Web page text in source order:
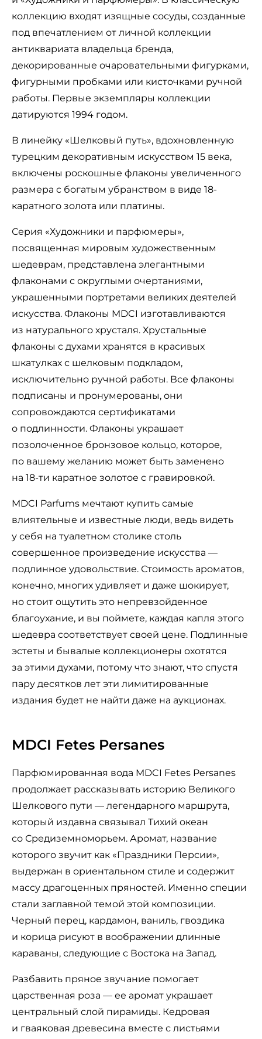
коллекцию входят изящные сосуды, созданные
под впечатлением от личной коллекции
антиквариата владельца бренда,
декорированные очаровательными фигурками,
фигурными пробками или кисточками ручной
работы. Первые экземпляры коллекции
датируются 1994 годом.
В линейку «Шелковый путь», вдохновленную
турецким декоративным искусством 15 века,
включены роскошные флаконы увеличенного
размера с богатым убранством в виде 18-
каратного золота или платины.
Серия «Художники и парфюмеры»,
посвященная мировым художественным
шедеврам, представлена элегантными
флаконами с округлыми очертаниями,
украшенными портретами великих деятелей
искусства. Флаконы MDCI изготавливаются
из натурального хрусталя. Хрустальные
флаконы с духами хранятся в красивых
шкатулках с шелковым подкладом,
исключительно ручной работы. Все флаконы
подписаны и пронумерованы, они
сопровождаются сертификатами
о подлинности. Флаконы украшает
позолоченное бронзовое кольцо, которое,
по вашему желанию может быть заменено
на 18-ти каратное золотое с гравировкой.
MDCI Parfums мечтают купить самые
влиятельные и известные люди, ведь видеть
у себя на туалетном столике столь
совершенное произведение искусства —
подлинное удовольствие. Стоимость ароматов,
конечно, многих удивляет и даже шокирует,
но стоит ощутить это непревзойденное
благоухание, и вы поймете, каждая капля этого
шедевра соответствует своей цене. Подлинные
эстеты и бывалые коллекционеры охотятся
за этими духами, потому что знают, что спустя
пару десятков лет эти лимитированные
издания будет не найти даже на аукционах.
MDCI Fetes Persanes
Парфюмированная вода MDCI Fetes Persanes
продолжает рассказывать историю Великого
Шелкового пути — легендарного маршрута,
который издавна связывал Тихий океан
со Средиземноморьем. Аромат, название
которого звучит как «Праздники Персии»,
выдержан в ориентальном стиле и содержит
массу драгоценных пряностей. Именно специи
стали заглавной темой этой композиции.
Черный перец, кардамон, ваниль, гвоздика
и корица рисуют в воображении длинные
караваны, следующие с Востока на Запад.
Разбавить пряное звучание помогает
царственная роза — ее аромат украшает
центральный слой пирамиды. Кедровая
и гваяковая древесина вместе с листьями